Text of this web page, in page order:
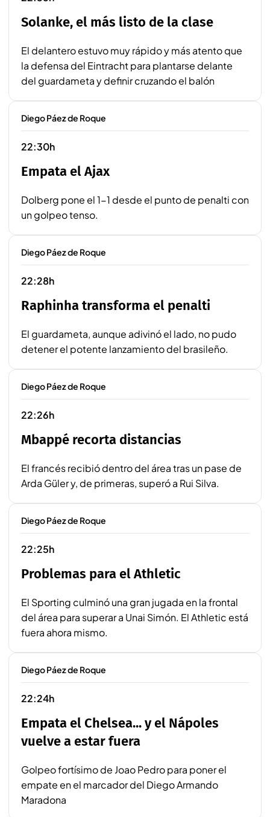
Solanke, el más listo de la clase
El delantero estuvo muy rápido y más atento que
la defensa del Eintracht para plantarse delante
del guardameta y definir cruzando el balón
Diego Páez de Roque
22:30h
Empata el Ajax
Dolberg pone el 1-1 desde el punto de penalti con
un golpeo tenso.
Diego Páez de Roque
22:28h
Raphinha transforma el penalti
El guardameta, aunque adivinó el lado, no pudo
detener el potente lanzamiento del brasileño.
Diego Páez de Roque
22:26h
Mbappé recorta distancias
El francés recibió dentro del área tras un pase de
Arda Güler y, de primeras, superó a Rui Silva.
Diego Páez de Roque
22:25h
Problemas para el Athletic
El Sporting culminó una gran jugada en la frontal
del área para superar a Unai Simón. El Athletic está
fuera ahora mismo.
Diego Páez de Roque
22:24h
Empata el Chelsea... y el Nápoles
vuelve a estar fuera
Golpeo fortísimo de Joao Pedro para poner el
empate en el marcador del Diego Armando
Maradona